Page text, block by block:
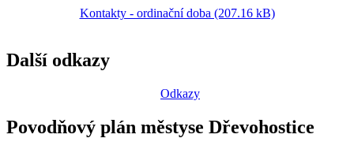
Kontakty - ordinační doba (207.16 kB)
Další odkazy
Odkazy
Povodňový plán městyse Dřevohostice